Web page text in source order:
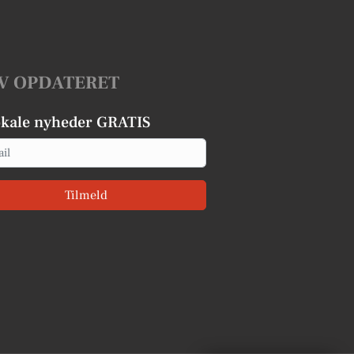
OPDATERET
nyheder GRATIS
Tilmeld